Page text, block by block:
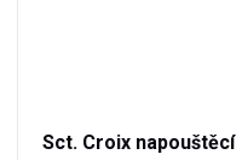
Sct. Croix napouštěcí